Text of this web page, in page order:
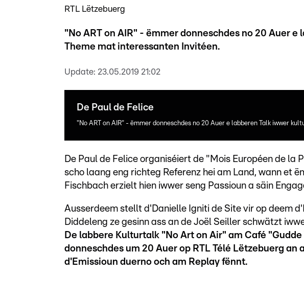
RTL Lëtzebuerg
"No ART on AIR" - ëmmer donneschdes no 20 Auer
Theme mat interessanten Invitéen.
Update: 23.05.2019 21:02
De Paul de Felice
"No ART on AIR" - ëmmer donneschdes no 20 Auer e labberen Talk iwwer
De Paul de Felice organiséiert de "Mois Européen de la
scho laang eng richteg Referenz hei am Land, wann et
Fischbach erzielt hien iwwer seng Passioun a säin
Ausserdeem stellt d'Danielle Igniti de Site vir op deem
Diddeleng ze gesinn ass an de Joël Seiller schwätzt
De labbere Kulturtalk "No Art on Air" am Café
donneschdes um 20 Auer op RTL Télé Lëtzebuerg an
d'Emissioun duerno och am Replay fënnt.